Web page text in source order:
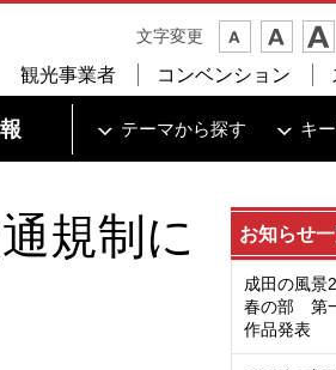
文字変更
観光事業者 コンベンション
テーマから探す キ
規制に
お知らせ
成田の風
春の部 第
作品発表